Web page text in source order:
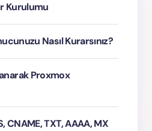
Kurulumu
Nasıl Kurarsınız?
Proxmox
CNAME, TXT, AAAA, MX